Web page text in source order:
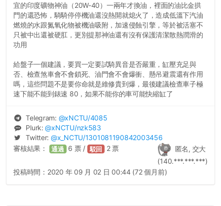
宜的印度礦物神油（20W-40）一兩年才換油，裡面的油比金拱
門的還恐怖，騎騎停停機油還沒熱開就熄火了，造成低溫下汽油
燃燒的水跟氮氧化物被機油吸附，加速侵蝕引擎，等於被活塞不
只被中出還被硬肛，更別提那神油還有沒有保護清潔散熱潤滑的
功用
給盤子一個建議，要買一定要試騎異音是否嚴重，缸壓充足與
否、檢查煞車會不會鎖死、油門會不會爆衝、懸吊避震還有作用
嗎，這些問題不是要你命就是維修貴到爆，最後建議檢查車子極
速下能不能到錶速 80，如果不能你的車可能快縮缸了
Telegram: @xNCTU/4085
Plurk:@xNCTU/nzk583
Twitter: @x_NCTU/1301081190842003456
匿名, 交大
(140.***.***.***)
審核結果： 通過 6 票 / 駁回 2票
投稿時間： 2020 年 09 月 02 日 00:44 (72 個月前)